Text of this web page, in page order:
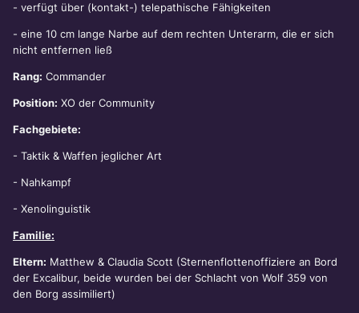
- verfügt über (kontakt-) telepathische Fähigkeiten
- eine 10 cm lange Narbe auf dem rechten Unterarm, die er sich
nicht entfernen ließ
Rang: Commander
Position: XO der Community
Fachgebiete:
- Taktik & Waffen jeglicher Art
- Nahkampf
- Xenolinguistik
Familie:
Eltern: Matthew & Claudia Scott (Sternenflottenoffiziere an Bord
der Excalibur, beide wurden bei der Schlacht von Wolf 359 von
den Borg assimiliert)